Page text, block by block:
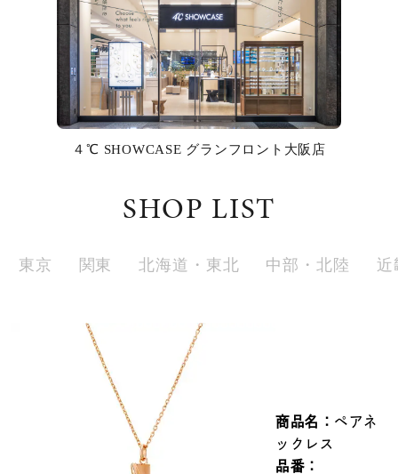
ファッションテイスト
着用シーン
在庫ありのみ
４℃ SHOWCASE グランフロント大阪店
SHOP LIST
東京 関東 北海道・東北 中部・北陸 近
商品名： ペアネ
ックレス
品番：